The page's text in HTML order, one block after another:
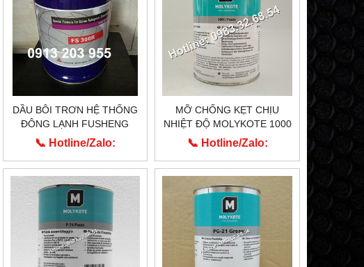
DẦU BÔI TRƠN HỆ THỐNG
ĐÔNG LẠNH FUSHENG
FS300R
📞 Hotline/Zalo:
MỠ CHỐNG KẸT CHỊU
NHIỆT ĐỘ MOLYKOTE 1000
PASTE CỦA HÃNG DUPONT
📞 Hotline/Zalo: